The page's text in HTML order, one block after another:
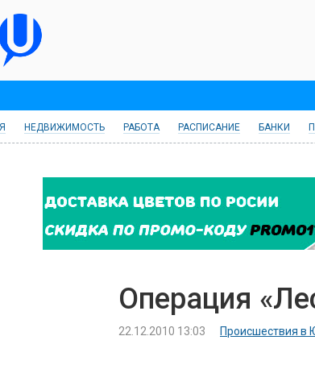
НЕДВИЖИМОСТЬ РАБОТА РАСПИСАНИЕ БАНКИ
Операция
22.12.2010 13:03 Происшествия в